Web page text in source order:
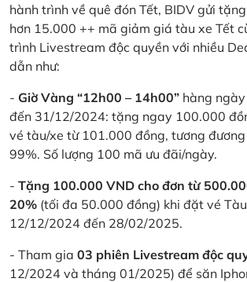
hành trình về quê đón Tết, BIDV gửi
hơn 15.000 ++ mã giảm giá tàu xe Tết
trình Livestream độc quyền với nhiều
dẫn như:
- Giờ Vàng “12h00 – 14h00” hàng
đến 31/12/2024: tặng ngay 100.000
vé tàu/xe từ 101.000 đồng, tương
99%. Số lượng 100 mã ưu đãi/ngày.
- Tặng 100.000 VND cho đơn từ
20% (tối đa 50.000 đồng) khi đặt vé
12/12/2024 đến 28/02/2025.
- Tham gia 03 phiên Livestream độc
12/2024 và tháng 01/2025) để săn